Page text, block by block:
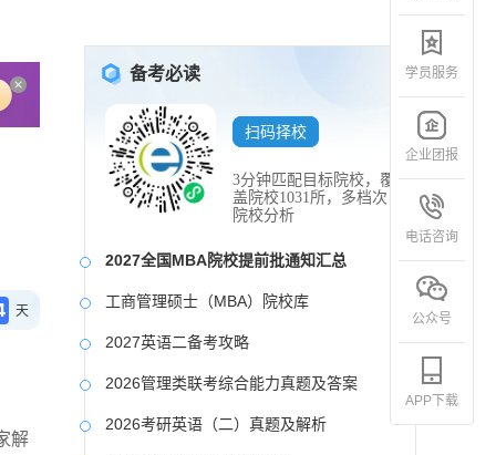
天
解
备考必读
扫码择校
3分钟匹配目标院校，覆
盖院校1031所，多档次
院校分析
2027全国MBA院校提前批通知汇总
工商管理硕士（MBA）院校库
2027英语二备考攻略
2026管理类联考综合能力真题及答案
2026考研英语（二）真题及解析
学员服务
企业团报
电话咨询
公众号
APP下载